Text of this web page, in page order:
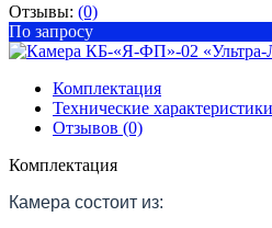
Отзывы: (0)
По запросу
Комплектация
Технические характеристики
Отзывов (0)
Комплектация
Камера состоит из: